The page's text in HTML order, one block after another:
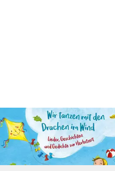
JUMBO VERLAG
Hörspiel Wir tanzen mit den Drachen
im Wind
11,97 €
in 5-6 Werktagen bei dir